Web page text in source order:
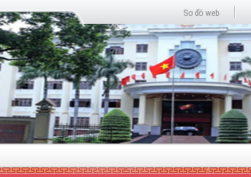
Sơ đồ web